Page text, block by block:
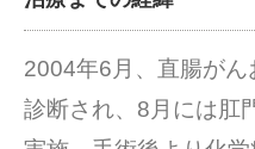
2004年6月、直腸がん
診断され、8月には肛